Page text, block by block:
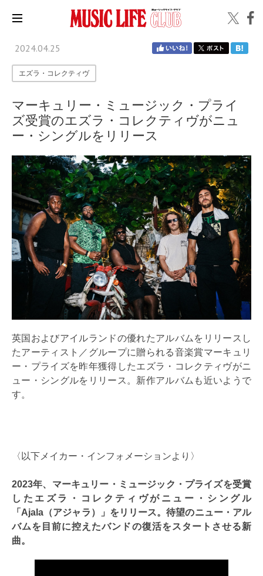
2024.04.25
エズラ・コレクティヴ
マーキュリー・ミュージック・プライ
ズ受賞のエズラ・コレクティヴがニュ
ー・シングルをリリース
英国およびアイルランドの優れたアルバムをリリースし
たアーティスト／グループに贈られる音楽賞マーキュリ
ー・プライズを昨年獲得したエズラ・コレクティヴがニ
ュー・シングルをリリース。新作アルバムも近いようで
す。
〈以下メイカー・インフォメーションより〉
2023年、マーキュリー・ミュージック・プライズを受賞
したエズラ・コレクティヴがニュー・シングル
「Ajala（アジャラ）」をリリース。待望のニュー・アル
バムを目前に控えたバンドの復活をスタートさせる新
曲。